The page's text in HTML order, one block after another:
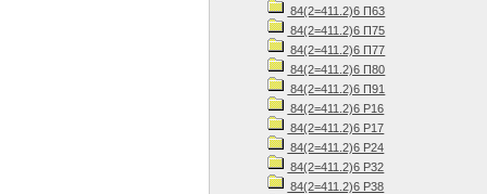
84(2=411.2)6 П63
84(2=411.2)6 П75
84(2=411.2)6 П77
84(2=411.2)6 П80
84(2=411.2)6 П91
84(2=411.2)6 Р16
84(2=411.2)6 Р17
84(2=411.2)6 Р24
84(2=411.2)6 Р32
84(2=411.2)6 Р38